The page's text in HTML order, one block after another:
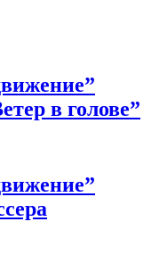
в голове”